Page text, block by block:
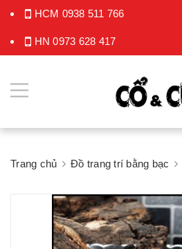
HCM 0938 511 766
HN0973 628 417
Trang chủ Đồ trang trí bằng bạc